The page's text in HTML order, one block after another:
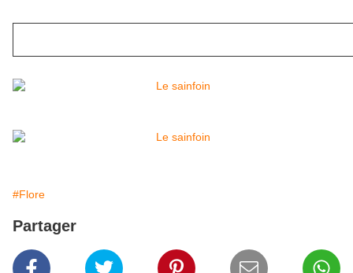
#Flore
Partager